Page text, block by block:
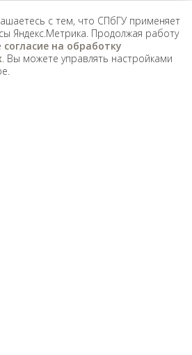
с упоминанием
лиц, включенных
Федерации в реестр
обработки
© 2026
с тем, что СПбГУ применяет
Яндекс.Метрика. Продолжая работу
согласие на обработку
. Вы можете управлять настройками